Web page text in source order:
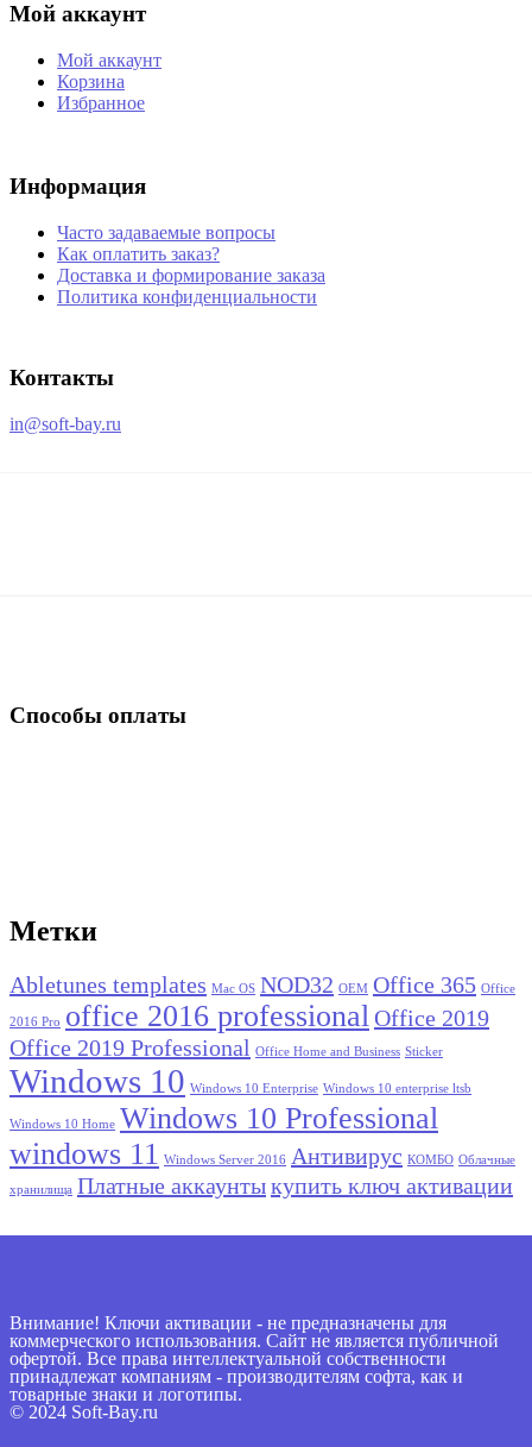
Мой аккаунт
Мой аккаунт
Корзина
Избранное
Информация
Часто задаваемые вопросы
Как оплатить заказ?
Доставка и формирование заказа
Политика конфиденциальности
Контакты
in@soft-bay.ru
Способы оплаты
Метки
Abletunes templates Mac OS NOD32 OEM Office 365 Office
2016 Pro office 2016 professionalOffice 2019
Office 2019 Professional Office Home and Business Sticker
Windows 10 Windows 10 Enterprise Windows 10 enterprise ltsb
Windows 10 Home Windows 10 Professional
windows 11 Windows Server 2016 Антивирус КОМБО Облачные
хранилища Платные аккаунтыкупить ключ активации
Внимание! Ключи активации - не предназначены для
коммерческого использования. Сайт не является публичной
офертой. Все права интеллектуальной собственности
принадлежат компаниям - производителям софта, как и
товарные знаки и логотипы.
© 2024 Soft-Bay.ru